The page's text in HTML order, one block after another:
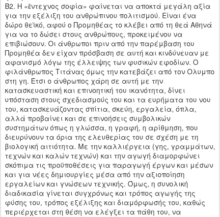
Β2. Η «ἔντεχνος σοφία» φαίνεται να αποκτά μεγάλη αξία
για την εξέλιξη του ανθρώπινου πολιτισμού. Είναι ένα
δώρο θεϊκό, αφού ο Προμηθέας το κλέβει από τη θεά Αθηνά
για να το δώσει στους ανθρώπους, προκειμένου να
επιβιώσουν. Οι άνθρωποι πριν από την παρέμβαση του
Προμηθέα δεν είχαν πρόσβαση σε αυτή και κινδύνευαν με
αφανισμό λόγω της έλλειψης των φυσικών εφοδίων. Ο
φιλάνθρωπος Τιτάνας όμως την κατεβάζει από τον Ολυμπο
στη γη. Έτσι ο άνθρωπος χάρη σε αυτή με την
κατασκευαστική και επινοητική του ικανότητα, δίνει
υπόσταση στους σχεδιασμούς του και τα ευρήματα του νου
του, κατασκευάζοντας σπίτια, σκεύη, εργαλεία, όπλα,
αλλά προβαίνει και σε επινοήσεις συμβολικών
συστημάτων όπως η γλώσσα, η γραφή, η αρίθμηση, που
διευρύνουν τα όρια της ελευθερίας του σε σχέση με τη
βιολογική αιτιότητα. Με την καλλιέργεια (γης, γραμμάτων,
τεχνών και καλών τεχνών) και την αγωγή διαμορφώνει
σκόπιμα τις προϋποθέσεις για παραγωγή έργων και μέσων
και για νέες δημιουργίες μέσα από την αξιοποίηση
εργαλείων και γνώσεων τεχνικής. Όμως, η συνολική
διαδικασία γίνεται συγχρόνως και τρόπος αγωγής της
φύσης του, τρόπος εξέλιξης και διαμόρφωσής του, καθώς
περιέρχεται στη θέση να ελέγξει τα πάθη του, να